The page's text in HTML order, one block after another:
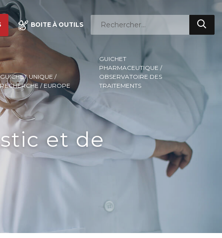
BOITE À OUTILS
GUICHET UNIQUE /
RECHERCHE / EUROPE
GUICHET
PHARMACEUTIQUE /
OBSERVATOIRE DES
TRAITEMENTS
et de